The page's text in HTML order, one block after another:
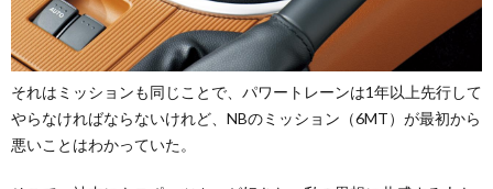
それはミッションも同じことで、パワートレーンは1年以上先行して
やらなければならないけれど、NBのミッション（6MT）が最初から
悪いことはわかっていた。